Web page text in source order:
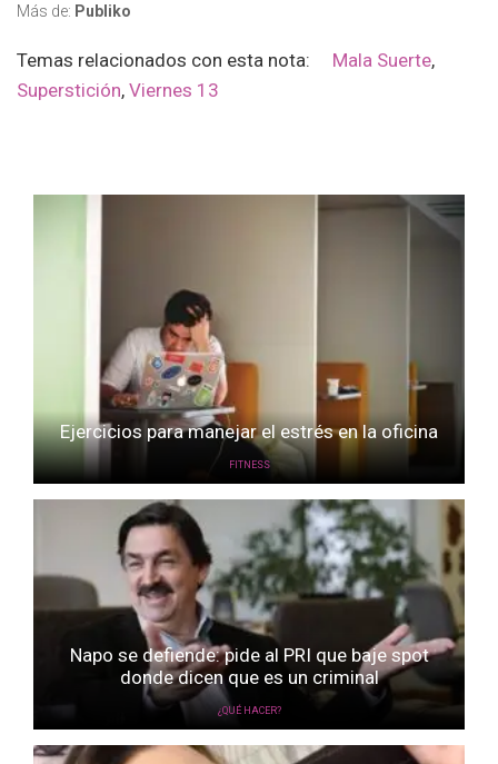
Más de: Publiko
Temas relacionados con esta nota: Mala Suerte,
Superstición, Viernes 13
Ejercicios para manejar el estrés en la oficina
FITNESS
Napo se defiende: pide al PRI que baje spot
donde dicen que es un criminal
¿QUÉ HACER?